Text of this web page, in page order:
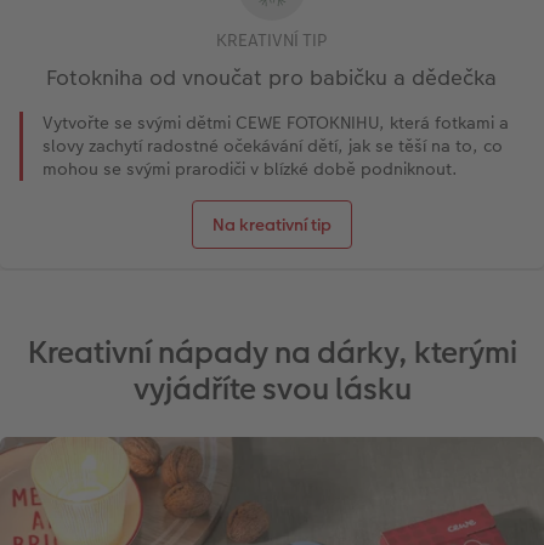
KREATIVNÍ TIP
Fotokniha od vnoučat pro babičku a dědečka
Vytvořte se svými dětmi CEWE FOTOKNIHU, která fotkami a
slovy zachytí radostné očekávání dětí, jak se těší na to, co
mohou se svými prarodiči v blízké době podniknout.
Na kreativní tip
Kreativní nápady na dárky, kterými
vyjádříte svou lásku